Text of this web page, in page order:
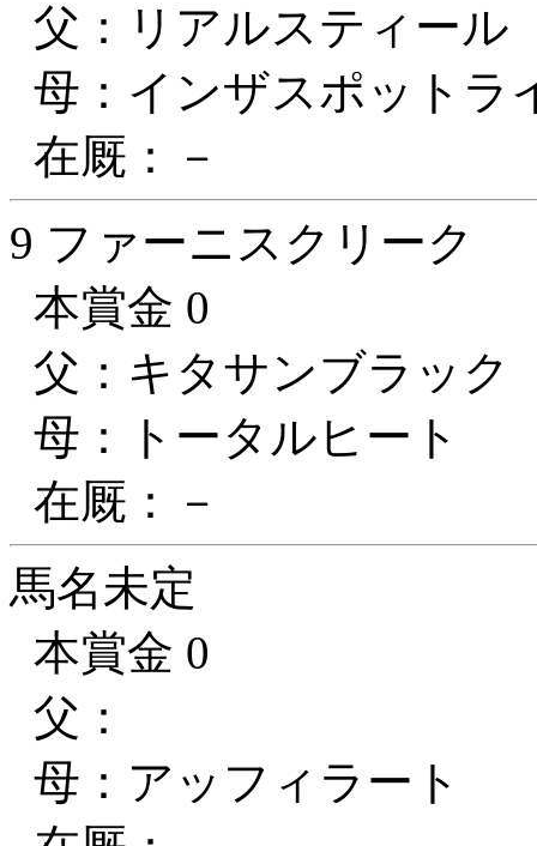
父：リアルスティール
母：インザスポットラ
在厩：－
9 ファーニスクリーク
本賞金 0
父：キタサンブラック
母：トータルヒート
在厩：－
馬名未定
本賞金 0
父：
母：アッフィラート